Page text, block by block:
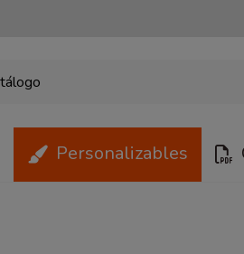
Personalizables